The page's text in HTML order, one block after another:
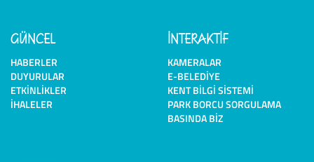
GÜNCEL
HABERLER
DUYURULAR
ETKINLIKLER
İHALELER
İNTERAKTİF
KAMERALAR
E-BELEDIYE
KENT BILGI SISTEMI
PARK BORCU SORGULAMA
BASINDA BIZ